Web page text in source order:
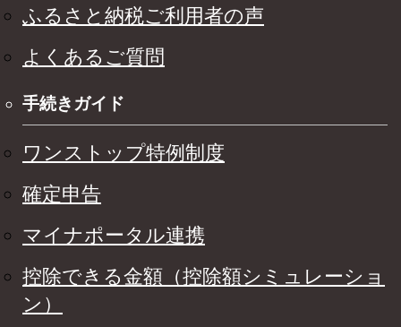
ふるさと納税ご利用者の声
よくあるご質問
手続きガイド
ワンストップ特例制度
確定申告
マイナポータル連携
控除できる金額（控除額シミュレーショ
ン）